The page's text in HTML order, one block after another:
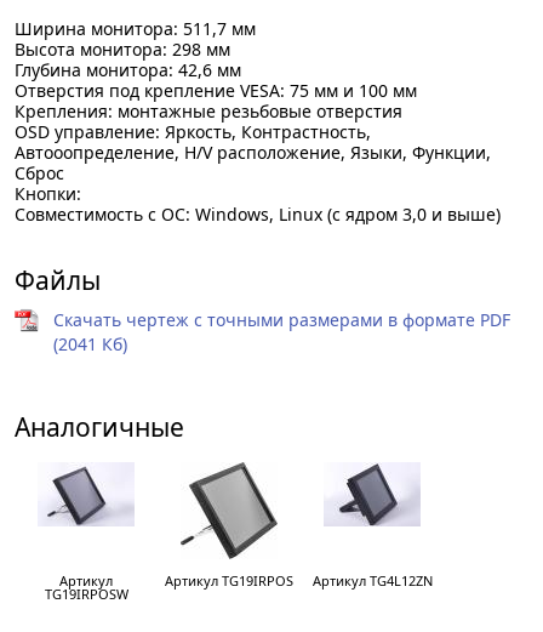
Ширина монитора: 511,7 мм
Высота монитора: 298 мм
Глубина монитора: 42,6 мм
Отверстия под крепление VESA: 75 мм и 100 мм
Крепления: монтажные резьбовые отверстия
OSD управление: Яркость, Контрастность,
Автооопределение, H/V расположение, Языки, Функции,
Сброс
Кнопки:
Совместимость с ОС: Windows, Linux (с ядром 3,0 и выше)
Файлы
Скачать чертеж с точными размерами в формате PDF
(2041 Кб)
Аналогичные
Артикул
TG19IRPOSW
Артикул TG19IRPOS Артикул TG4L12ZN